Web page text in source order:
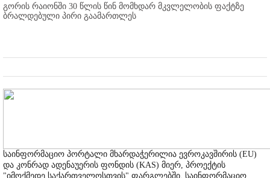
გორის რაიონში 30 წლის წინ მომხდარ მკვლელობის ფაქტზე
ბრალდებული პირი გაამართლეს
საინფორმაციო პორტალი მხარდაჭერილია ევროკავშირის (EU)
და კონრად ადენაუერის ფონდის (KAS) მიერ, პროექტის
"იმოქმედე საქართველოსთვის" ფარგლებში. საინფორმაციო